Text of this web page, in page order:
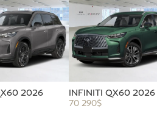
2026 INFINITI QX60 2026
70 290$